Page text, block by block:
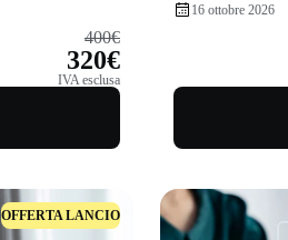
400€
320€
IVA esclusa
16 ottobre 2026
OFFERTA LANCIO